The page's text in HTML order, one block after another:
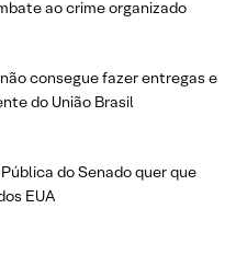
ao crime organizado
consegue fazer entregas e
do União Brasil
do Senado quer que
EUA